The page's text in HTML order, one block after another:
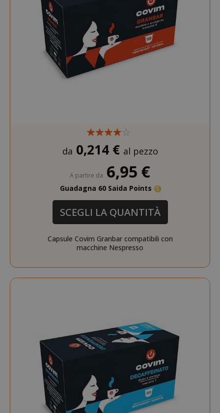
da 0,214 € al pezzo
A partire da 6,95 €
Guadagna 60 Saida Points
SCEGLI LA QUANTITÀ
Capsule Covim Granbar compatibili con
macchine Nespresso